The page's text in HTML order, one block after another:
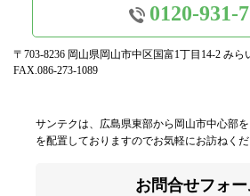
0120-931-
〒703-8236 岡山県岡山市中区国富1丁目14-2 みら
FAX.086-273-1089
サンテクは、広島県東部から岡山市中心部
を配置しておりますのでお気軽にお訪ねくだ
お問合せフォ